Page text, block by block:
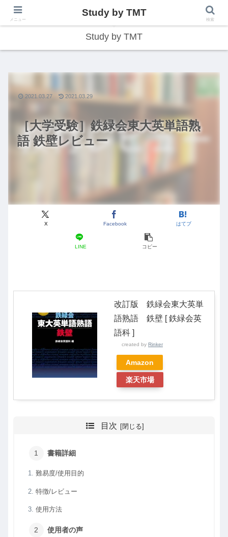
総合型学習サイト
Study by TMT
［大学受験］鉄緑会東大英単語熟
語 鉄壁レビュー
X Facebook はてブ
LINE コピー
2021.03.27 2021.03.29
改訂版 鉄緑会東大英単
語熟語 鉄壁 [ 鉄緑会英
語科 ]
created by Rinker
Amazon
楽天市場
目次
書籍詳細
難易度/使用目的
特徴/レビュー
使用方法
使用者の声
メニュー
Study by TMT
検索